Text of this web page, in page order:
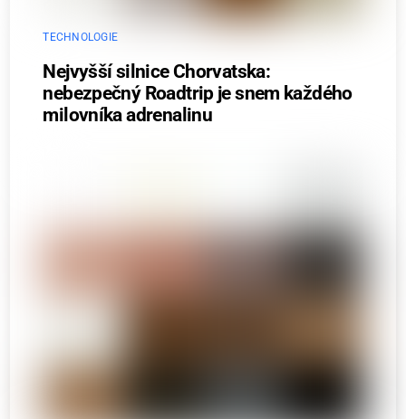
TECHNOLOGIE
Nejvyšší silnice Chorvatska:
nebezpečný Roadtrip je snem každého
milovníka adrenalinu